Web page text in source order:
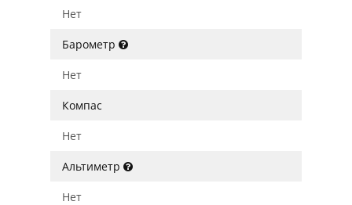
Нет
Барометр
Нет
Компас
Нет
Альтиметр
Нет